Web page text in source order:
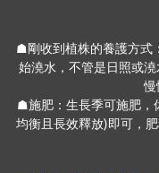
☗剛收到植株的養護方式
始澆水，不管是日照或
慢
☗施肥：生長季可施肥，
均衡且長效釋放)即可，